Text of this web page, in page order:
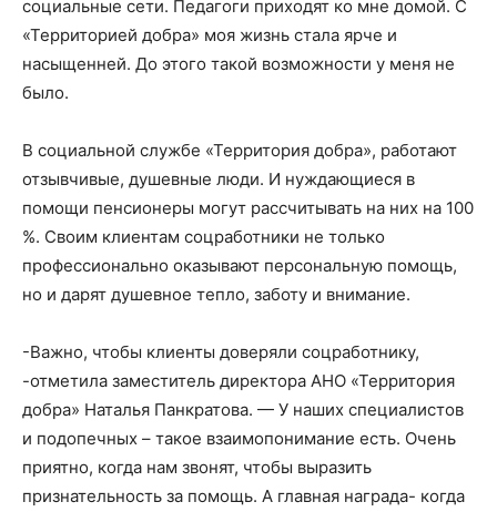
социальные сети. Педагоги приходят ко мне домой. С
«Территорией добра» моя жизнь стала ярче и
насыщенней. До этого такой возможности у меня не
было.
В социальной службе «Территория добра», работают
отзывчивые, душевные люди. И нуждающиеся в
помощи пенсионеры могут рассчитывать на них на 100
%. Своим клиентам соцработники не только
профессионально оказывают персональную помощь,
но и дарят душевное тепло, заботу и внимание.
-Важно, чтобы клиенты доверяли соцработнику,
-отметила заместитель директора АНО «Территория
добра» Наталья Панкратова. — У наших специалистов
и подопечных – такое взаимопонимание есть. Очень
приятно, когда нам звонят, чтобы выразить
признательность за помощь. А главная награда- когда